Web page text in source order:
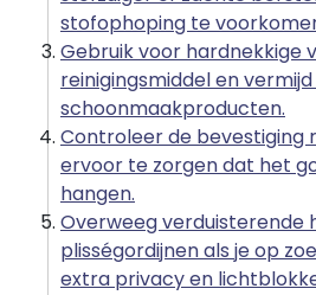
stofophoping te
Gebruik voor hardnekkige
reinigingsmiddel en
schoonmaakproducten.
Controleer de bevestiging
ervoor te zorgen dat het
hangen.
Overweeg verduisterende
plisségordijnen als je op
extra privacy en